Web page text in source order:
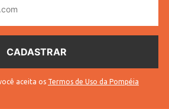
Olhos
Pompéia
aceita os Termos de Uso da Pompéia